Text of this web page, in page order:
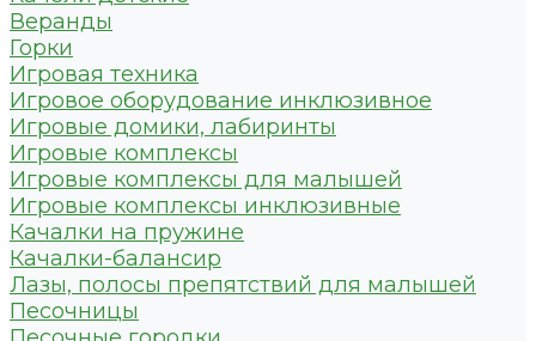
Веранды
Горки
Игровая техника
Игровое оборудование инклюзивное
Игровые домики, лабиринты
Игровые комплексы
Игровые комплексы для малышей
Игровые комплексы инклюзивные
Качалки на пружине
Качалки-балансир
Лазы, полосы препятствий для малышей
Песочницы